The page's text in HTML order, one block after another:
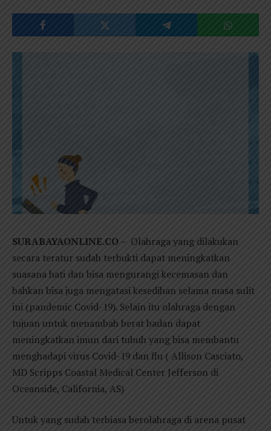
SURABAYAONLINE.CO– Olahraga yang dilakukan
secara teratur sudah terbukti dapat meningkatkan
suasana hati dan bisa mengurangi kecemasan dan
bahkan bisa juga mengatasi kesedihan selama masa sulit
ini (pandemic Covid-19). Selain itu olahraga dengan
tujuan untuk menambah berat badan dapat
meningkatkan imun dari tubuh yang bisa membantu
menghadapi virus Covid-19 dan flu ( Allison Casciato,
MD Scripps Coastal Medical Center Jefferson di
Oceanside, California, AS)
Untuk yang sudah terbiasa berolahraga di arena pusat